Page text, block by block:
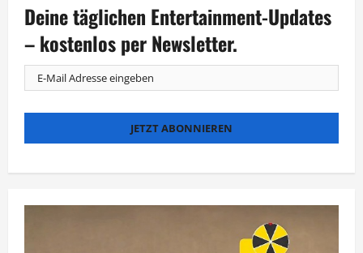
Deine täglichen Entertainment-Updates
– kostenlos per Newsletter.